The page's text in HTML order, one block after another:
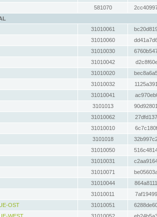
581070
31010061
31010060
31010030
31010042
31010020
31010032
31010041
3101013
31010062
31010010
3101018
31010050
31010031
31010071
31010044
31010011
OST
31010051